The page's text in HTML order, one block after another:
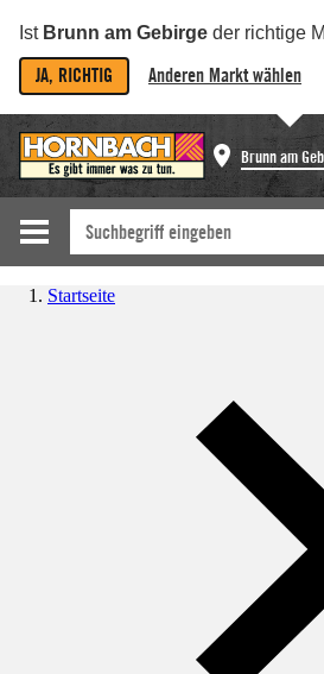
Ist Brunn am Gebirge der richtige
JA, RICHTIG Anderen Markt wählen
Brunn am
Startseite